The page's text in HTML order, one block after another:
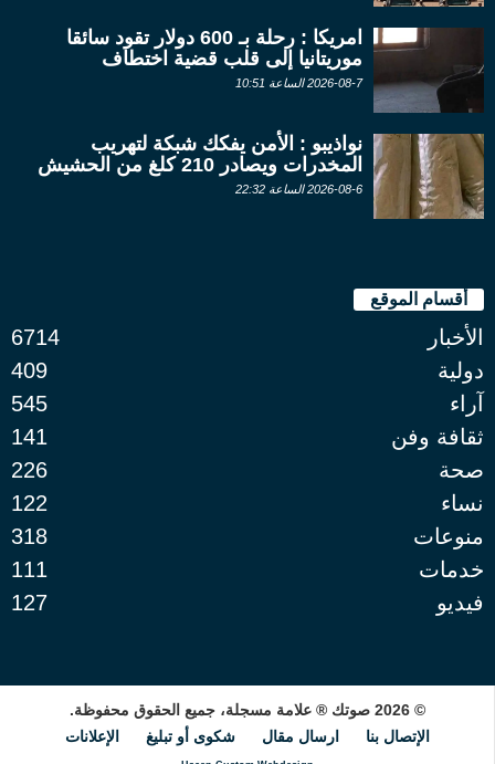
امريكا : رحلة بـ 600 دولار تقود سائقا
موريتانيا إلى قلب قضية اختطاف
2026-08-7 الساعة 10:51
نواذيبو : الأمن يفكك شبكة لتهريب
المخدرات ويصادر 210 كلغ من الحشيش
2026-08-6 الساعة 22:32
أقسام الموقع
الأخبار
6714
دولية
409
آراء
545
ثقافة وفن
141
صحة
226
نساء
122
منوعات
318
خدمات
111
فيديو
127
© 2026 صوتك ® علامة مسجلة، جميع الحقوق محفوظة.
الإتصال بنا
ارسال مقال شكوى أو تبليغ الإعلانات